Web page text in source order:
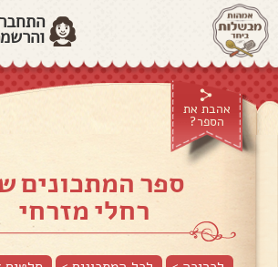
אהבת את
הספר?
ספר המתכונים
רחלי מזרחי